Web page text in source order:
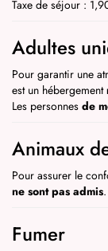
Taxe de séjour :
Adultes
Pour garantir une
est un hébergement
Les personnes de
Animaux
Pour assurer le
ne sont pas admis.
Fumer